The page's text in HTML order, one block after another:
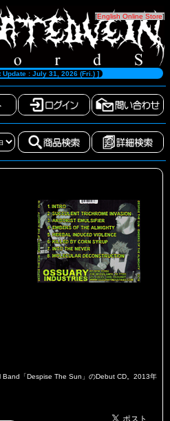
[English Online Store]
: July 31, 2026 (Fri.) ]
Band「Despise The Sun」のDebut CD。2013年